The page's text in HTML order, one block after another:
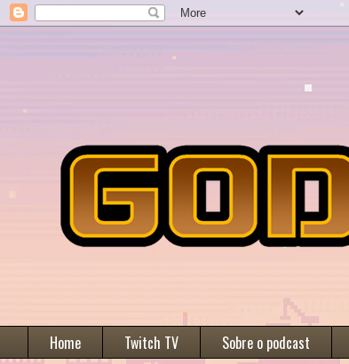
Home Twitch TV Sobre o podcast